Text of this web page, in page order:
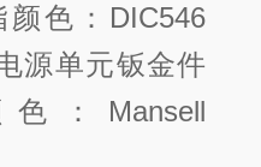
色：DIC546
源单元钣金件
：Mansell